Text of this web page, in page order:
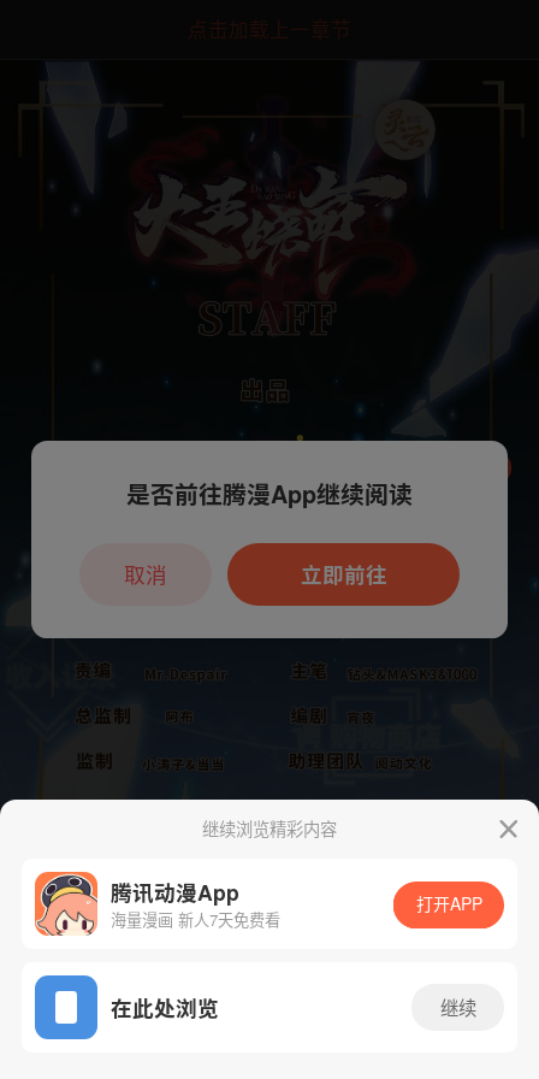
点击加载上一章节
App免费看
下一话
继续浏览精彩内容
腾讯动漫App
海量漫画 新人7天免费看
打开APP
在此处浏览 继续
本章节仅支持App阅读，可打开App新用
户7天免费看
是否前往腾漫App继续阅读
立即前往
取消